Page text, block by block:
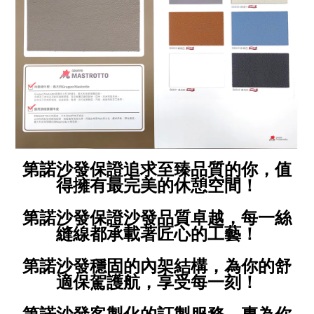
第諾沙發保證追求至臻品質的你，值
得擁有最完美的休憩空間！
第諾沙發保證沙發品質卓越，每一絲
縫線都承載著匠心的工藝！
第諾沙發穩固的內架結構，為你的舒
適保駕護航，享受每一刻！